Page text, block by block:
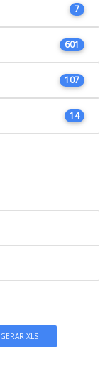
7
601
107
14
GERAR XLS